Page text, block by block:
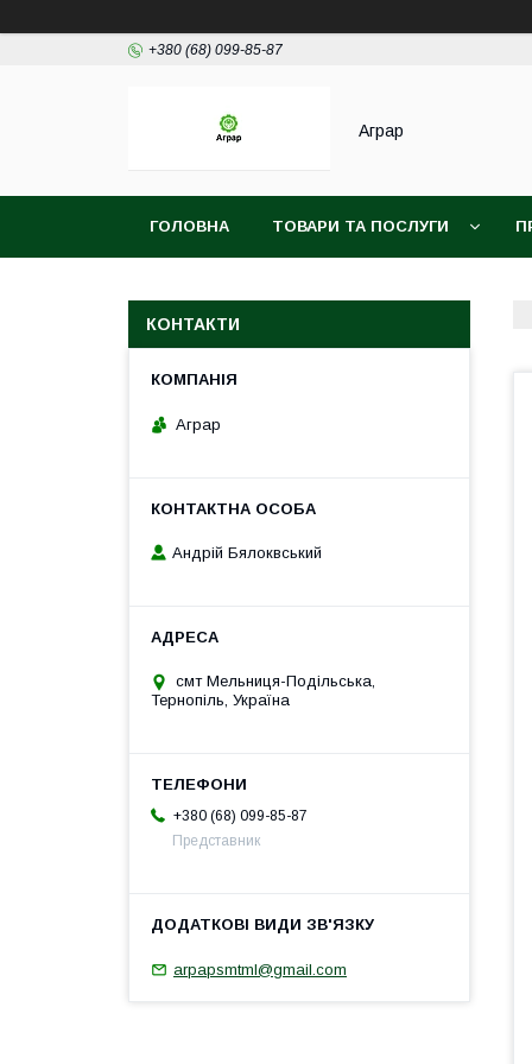
+380 (68) 099-85-87
Аграр
ГОЛОВНА ТОВАРИ ТА ПОСЛУГИ
КОНТАКТИ
Аграр
Андрій Бялоквський
смт Мельниця-Подільська,
Тернопіль, Україна
+380 (68) 099-85-87
Представник
arpapsmtml@gmail.com